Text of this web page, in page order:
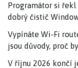
Programátor si řekl
dobrý čistič
Vypínáte Wi-Fi
jsou důvody, proč
V říjnu 2026 končí